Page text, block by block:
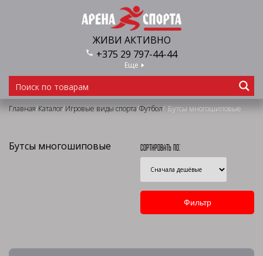
ЖИВИ АКТИВНО
+375 29 797-44-44
Еще
Главная/Каталог/Игровые виды спорта/Футбол/ Бутсы многошиповые
Бутсы многошиповые Сортировать по: